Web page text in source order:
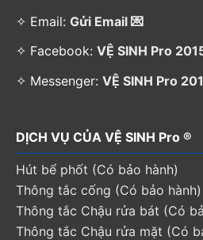
✧ Email: Gửi Email 💌
✧ Facebook: VỆ SINH Pro
✧ Messenger: VỆ SINH Pro
DỊCH VỤ CỦA VỆ SINH Pro ®
Hút bể phốt (Có bảo hành)
Thông tắc cống (Có bảo hành)
Thông tắc Chậu rửa bát (Có
Thông tắc Chậu rửa mặt (Có